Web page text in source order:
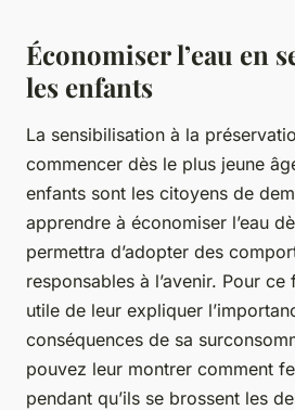
Économiser l’eau en
les enfants
La sensibilisation à la
commencer dès le plus jeune
enfants sont les citoyens de
apprendre à économiser l’eau
permettra d’adopter des
responsables à l’avenir. Pour
utile de leur expliquer
conséquences de sa
pouvez leur montrer comment
pendant qu’ils se brossent les